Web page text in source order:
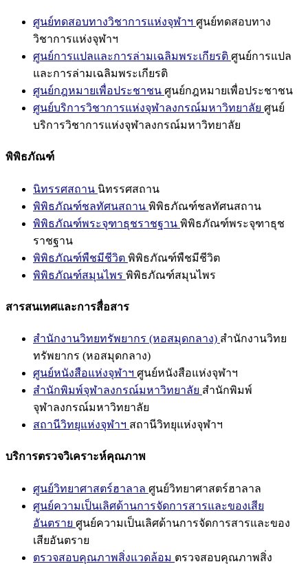
ศูนย์ทดสอบทางวิชาการแห่งจุฬาฯ ศูนย์ทดสอบทาง
วิชาการแห่งจุฬาฯ
ศูนย์การแปลและการล่ามเฉลิมพระเกียรติ ศูนย์การแปล
และการล่ามเฉลิมพระเกียรติ
ศูนย์กฎหมายเพื่อประชาชน ศูนย์กฎหมายเพื่อประชาชน
ศูนย์บริการวิชาการแห่งจุฬาลงกรณ์มหาวิทยาลัย ศูนย์
บริการวิชาการแห่งจุฬาลงกรณ์มหาวิทยาลัย
พิพิธภัณฑ์
นิทรรศสถาน นิทรรศสถาน
พิพิธภัณฑ์ชลทัศนสถาน พิพิธภัณฑ์ชลทัศนสถาน
พิพิธภัณฑ์พระจุฑาธุชราชฐาน พิพิธภัณฑ์พระจุฑาธุช
ราชฐาน
พิพิธภัณฑ์พืชมีชีวิต พิพิธภัณฑ์พืชมีชีวิต
พิพิธภัณฑ์สมุนไพร พิพิธภัณฑ์สมุนไพร
สารสนเทศและการสื่อสาร
สำนักงานวิทยทรัพยากร (หอสมุดกลาง) สำนักงานวิทย
ทรัพยากร (หอสมุดกลาง)
ศูนย์หนังสือแห่งจุฬาฯ ศูนย์หนังสือแห่งจุฬาฯ
สำนักพิมพ์จุฬาลงกรณ์มหาวิทยาลัย สำนักพิมพ์
จุฬาลงกรณ์มหาวิทยาลัย
สถานีวิทยุแห่งจุฬาฯ สถานีวิทยุแห่งจุฬาฯ
บริการตรวจวิเคราะห์คุณภาพ
ศูนย์วิทยาศาสตร์ฮาลาล ศูนย์วิทยาศาสตร์ฮาลาล
ศูนย์ความเป็นเลิศด้านการจัดการสารและของเสีย
อันตราย ศูนย์ความเป็นเลิศด้านการจัดการสารและของ
เสียอันตราย
ตรวจสอบคุณภาพสิ่งแวดล้อม ตรวจสอบคุณภาพสิ่ง